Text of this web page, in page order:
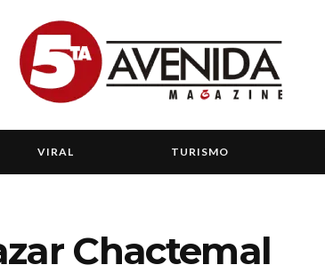
VIRAL TURISMO
Chactemal